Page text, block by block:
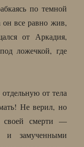
по темной
все равно жив,
от Аркадия,
ложечкой, где
от тела
Не верил, но
своей смерти —
и замученными